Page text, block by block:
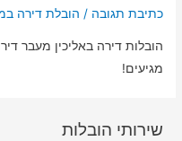
כתיבת תגובה / הובלת דירה
הובלות דירה באליכין מעבר
מגיעים!
שירותי הובלות